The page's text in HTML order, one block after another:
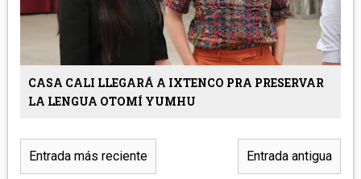
CASA CALI LLEGARÁ A IXTENCO PRA PRESERVAR
LA LENGUA OTOMÍ YUMHU
Entrada más reciente Entrada antigua